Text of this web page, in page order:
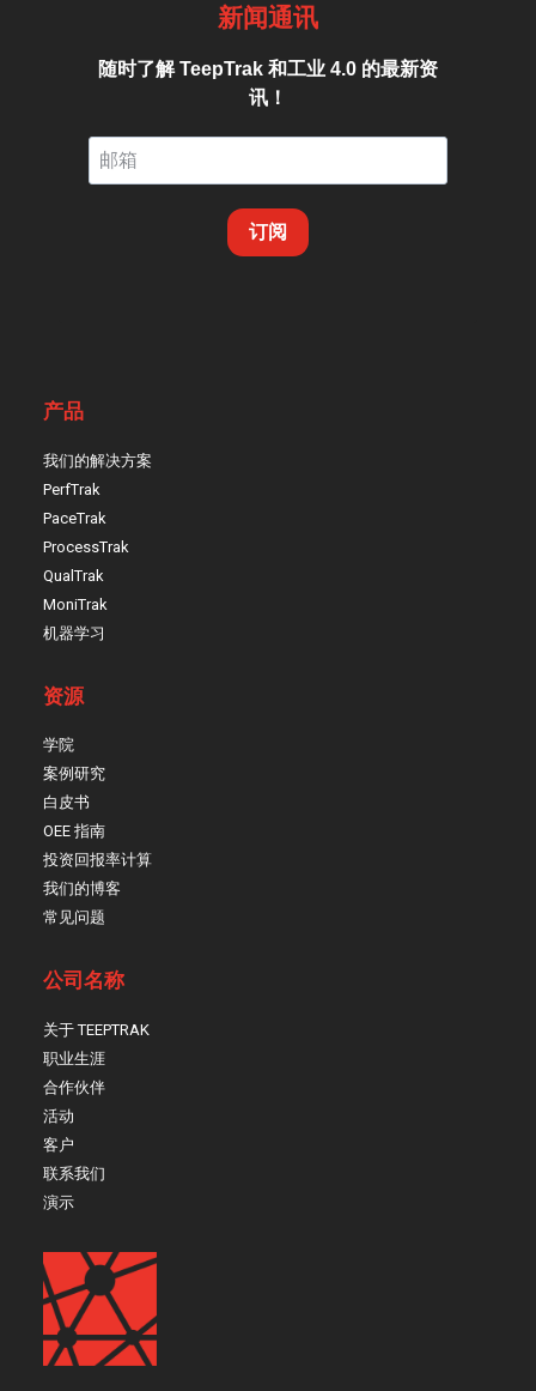
新闻通讯
随时了解 TeepTrak 和工业 4.0 的最新资
讯！
订阅
产品
我们的解决方案
PerfTrak
PaceTrak
ProcessTrak
QualTrak
MoniTrak
机器学习
资源
学院
案例研究
白皮书
OEE 指南
投资回报率计算
我们的博客
常见问题
公司名称
关于 TEEPTRAK
职业生涯
合作伙伴
活动
客户
联系我们
演示